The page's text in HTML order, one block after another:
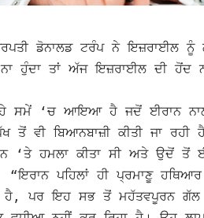
ਡੋਨਾਲਡ ਟਰੰਪ ਨੇ ਇਜ਼ਰਾਈਲ
ਹੁੰਦਾ ਤਾਂ ਅੱਜ ਇਜ਼ਰਾਈਲ ਦੀ ਹੋਂਦ
ਸਮੇਂ ‘ਚ ਆਇਆ ਹੈ ਜਦੋਂ ਈਰਾਨ
ਵੀ ਬਿਆਨਬਾਜ਼ੀ ਕੀਤੀ ਜਾ ਰਹੀ
‘ਤੇ ਹਮਲਾ ਕੀਤਾ ਸੀ ਅਤੇ ਉਦੋਂ ਤੋਂ
“ਇਰਾਨ ਪਹਿਲਾਂ ਹੀ ਪ੍ਰਮਾਣੂ
ਹੈ, ਪਰ ਇਹ ਸਭ ਤੋਂ ਮਹੱਤਵਪੂਰਨ ਗੱਲ